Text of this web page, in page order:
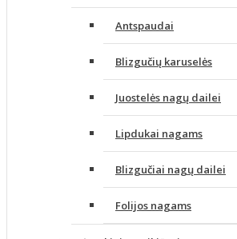
Antspaudai
Blizgučių karuselės
Juostelės nagų dailei
Lipdukai nagams
Blizgučiai nagų dailei
Folijos nagams